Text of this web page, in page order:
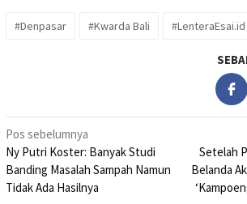
#Denpasar #Kwarda Bali #LenteraEsai.id
Navigasi
pos
Pos sebelumnya
Ny Putri Koster: Banyak Studi
Banding Masalah Sampah Namun
Tidak Ada Hasilnya
Setelah
Belanda